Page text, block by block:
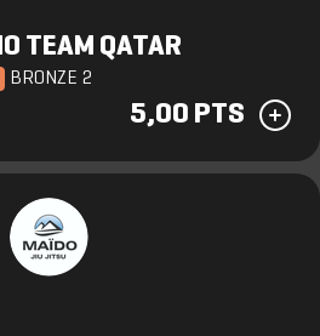
TEAM QATAR
BRONZE 2
5,00 PTS